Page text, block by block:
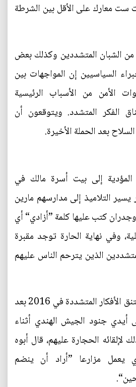
ست معارك على الأقل بين الشرطة
الشبان المتشددين وكذلك بعض
السياسيين إن المواجهات بين
الأمن من الأسباب الرئيسية
الفكر المتشدد. ويتوقعون أن
بعد الحملة الأخيرة.
إلى بيت أسرة مالك في
التلاميذ إلى مدارسهم مارين
كتب عليها كلمة ”أزادي“ أي
وفي نهاية الحارة توجد مقبرة
الذين يترحم الناس عليهم
وتقول أسرة دار إنه اعتنق الأفكار المتشددة في 2016 بعد
جنود الجيش الهندي أثناء
لإلقائه الحجارة عليهم، قال أبوه
يعمل مزارعا ”أراد أن ينضم